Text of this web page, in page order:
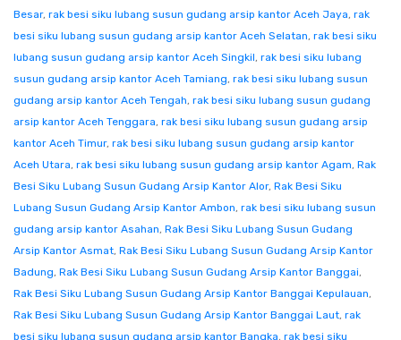
Besar, rak besi siku lubang susun gudang arsip kantor Aceh Jaya, rak
besi siku lubang susun gudang arsip kantor Aceh Selatan, rak besi siku
lubang susun gudang arsip kantor Aceh Singkil, rak besi siku lubang
susun gudang arsip kantor Aceh Tamiang, rak besi siku lubang susun
gudang arsip kantor Aceh Tengah, rak besi siku lubang susun gudang
arsip kantor Aceh Tenggara, rak besi siku lubang susun gudang arsip
kantor Aceh Timur, rak besi siku lubang susun gudang arsip kantor
Aceh Utara, rak besi siku lubang susun gudang arsip kantor Agam, Rak
Besi Siku Lubang Susun Gudang Arsip Kantor Alor, Rak Besi Siku
Lubang Susun Gudang Arsip Kantor Ambon, rak besi siku lubang susun
gudang arsip kantor Asahan, Rak Besi Siku Lubang Susun Gudang
Arsip Kantor Asmat, Rak Besi Siku Lubang Susun Gudang Arsip Kantor
Badung, Rak Besi Siku Lubang Susun Gudang Arsip Kantor Banggai,
Rak Besi Siku Lubang Susun Gudang Arsip Kantor Banggai Kepulauan,
Rak Besi Siku Lubang Susun Gudang Arsip Kantor Banggai Laut, rak
besi siku lubang susun gudang arsip kantor Bangka, rak besi siku